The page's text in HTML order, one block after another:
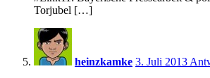
Torjubel […]
heinzkamke 3. Juli 2013